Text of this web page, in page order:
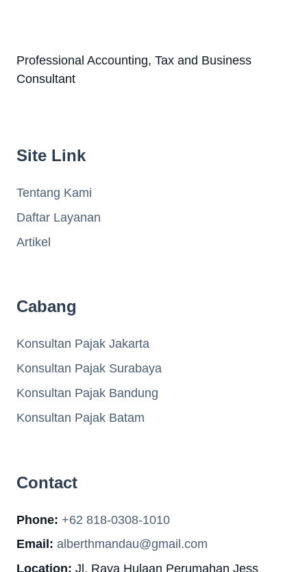
Professional Accounting, Tax and Business
Consultant
Site Link
Tentang Kami
Daftar Layanan
Artikel
Cabang
Konsultan Pajak Jakarta
Konsultan Pajak Surabaya
Konsultan Pajak Bandung
Konsultan Pajak Batam
Contact
Phone: +62 818-0308-1010
Email: alberthmandau@gmail.com
Location: Jl. Raya Hulaan Perumahan Jess